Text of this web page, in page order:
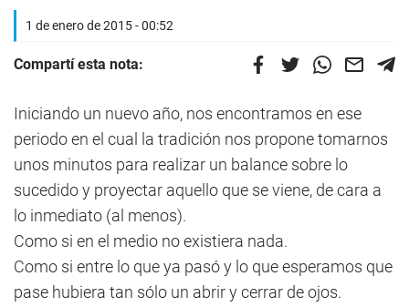
1 de enero de 2015 - 00:52
Compartí esta nota:
Iniciando un nuevo año, nos encontramos en ese
periodo en el cual la tradición nos propone tomarnos
unos minutos para realizar un balance sobre lo
sucedido y proyectar aquello que se viene, de cara a
lo inmediato (al menos).
Como si en el medio no existiera nada.
Como si entre lo que ya pasó y lo que esperamos que
pase hubiera tan sólo un abrir y cerrar de ojos.